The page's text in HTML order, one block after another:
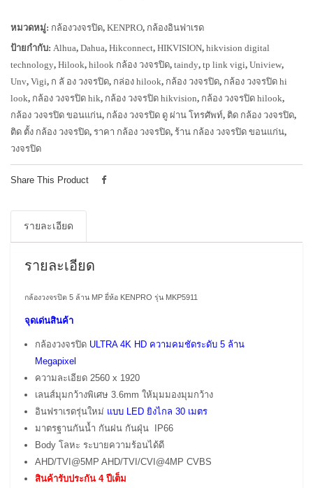
หมวดหมู่: กล้องวงจรปิด, KENPRO, กล้องอินฟาเรด
ป้ายกำกับ: Alhua, Dahua, Hikconnect, HIKVISION, hikvision digital
technology, Hilook, hilook กล้อง วงจรปิด, taindy, tp link vigi, Uniview,
Unv, Vigi, ก ลั อง วงจรปิด, กล่อง hilook, กล้อง วงจรปิด, กล้อง วงจรปิด hi
look, กล้อง วงจรปิด hik, กล้อง วงจรปิด hikvision, กล้อง วงจรปิด hilook,
กล้อง วงจรปิด ขอนแก่น, กล้อง วงจรปิด ดู ผ่าน โทรศัพท์, ติด กล้อง วงจรปิด,
ติด ตั้ง กล้อง วงจรปิด, ราคา กล้อง วงจรปิด, ร้าน กล้อง วงจรปิด ขอนแก่น,
วงจรปิด
Share This Product
รายละเอียด
รายละเอียด
กล้องวงจรปิด 5 ล้าน MP ยี่ห้อ KENPRO รุ่น MKP5911
จุดเด่นสินค้า
กล้องวงจรปิด ULTRA 4K HD ความคมชัดระดับ 5 ล้าน
Megapixel
ความละเอียด 2560 x 1920
เลนส์มุมกว้างพิเศษ 3.6mm ให้มุมมองมุมกว้าง
อินฟราเรดรุ่นใหม่ แบบ LED ยิงไกล 30 เมตร
มาตรฐานกันน้ำ กันฝน กันฝุ่น IP66
Body โลหะ ระบายความร้อนได้ดี
AHD/TVI@5MP AHD/TVI/CVI@4MP CVBS
สินค้ารับประกัน 4 ปีเต็ม